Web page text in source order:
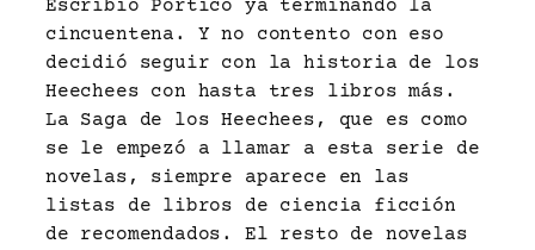
Escribió Pórtico ya terminando la
cincuentena. Y no contento con eso
decidió seguir con la historia de los
Heechees con hasta tres libros más.
La Saga de los Heechees, que es como
se le empezó a llamar a esta serie de
novelas, siempre aparece en las
listas de libros de ciencia ficción
de recomendados. El resto de novelas